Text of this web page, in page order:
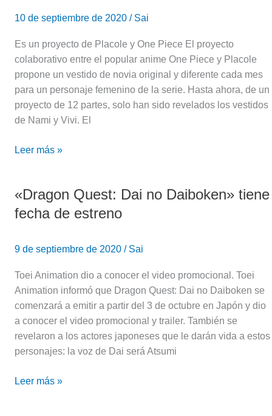
10 de septiembre de 2020 / Sai
Es un proyecto de Placole y One Piece El proyecto
colaborativo entre el popular anime One Piece y Placole
propone un vestido de novia original y diferente cada mes
para un personaje femenino de la serie. Hasta ahora, de un
proyecto de 12 partes, solo han sido revelados los vestidos
de Nami y Vivi. El
Piece
por
un
año
Leer más »
«Dragon Quest: Dai no Daiboken» tiene
fecha de estreno
9 de septiembre de 2020 / Sai
Toei Animation dio a conocer el video promocional. Toei
Animation informó que Dragon Quest: Dai no Daiboken se
comenzará a emitir a partir del 3 de octubre en Japón y dio
a conocer el video promocional y trailer. También se
revelaron a los actores japoneses que le darán vida a estos
personajes: la voz de Dai será Atsumi
«Dragon
Quest:
Daiboken»
Leer más »